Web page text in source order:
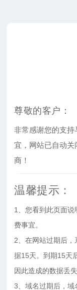
尊敬的客户：
非常感谢您的支
宜，网站已自动
商！
温馨提示：
1、您看到此页面
费事宜。
2、在网站过期后
据15天。到期15天
因此造成的数据丢
3、域名过期后，域